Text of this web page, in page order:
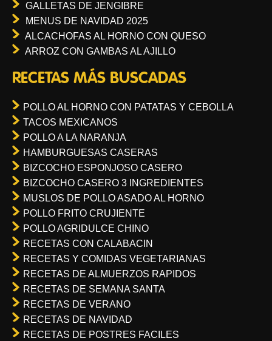
GALLETAS DE JENGIBRE
MENUS DE NAVIDAD 2025
ALCACHOFAS AL HORNO CON QUESO
ARROZ CON GAMBAS AL AJILLO
RECETAS MÁS BUSCADAS
POLLO AL HORNO CON PATATAS Y CEBOLLA
TACOS MEXICANOS
POLLO A LA NARANJA
HAMBURGUESAS CASERAS
BIZCOCHO ESPONJOSO CASERO
BIZCOCHO CASERO 3 INGREDIENTES
MUSLOS DE POLLO ASADO AL HORNO
POLLO FRITO CRUJIENTE
POLLO AGRIDULCE CHINO
RECETAS CON CALABACIN
RECETAS Y COMIDAS VEGETARIANAS
RECETAS DE ALMUERZOS RAPIDOS
RECETAS DE SEMANA SANTA
RECETAS DE VERANO
RECETAS DE NAVIDAD
RECETAS DE POSTRES FACILES